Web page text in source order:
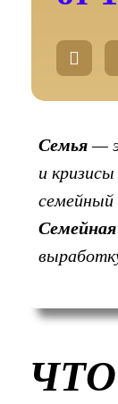
W
h
t
a
p
p
Семья—
и
семейный